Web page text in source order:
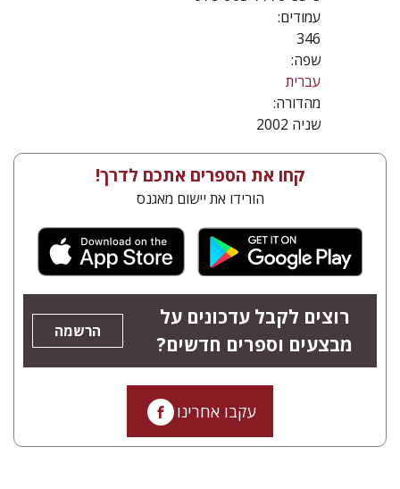
עמודים:
346
שפה:
עברית
מהדורה:
שניה 2002
קחו את הספרים אתכם לדרך!
הורידו את יישום מאגנס
רוצים לקבל עדכונים על
מבצעים וספרים חדשים?
הרשמה
עקבו אחרינו